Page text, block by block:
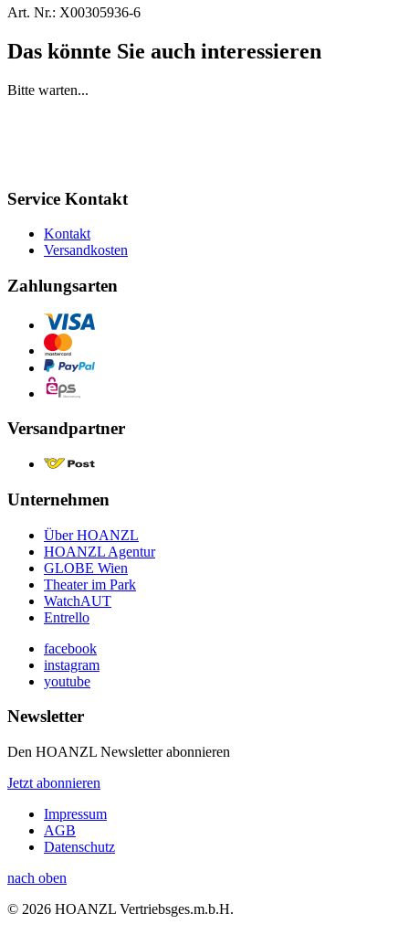
Art. Nr.: X00305936-6
Das könnte Sie auch interessieren
Bitte warten...
Service Kontakt
Kontakt
Versandkosten
Zahlungsarten
Versandpartner
Unternehmen
Über HOANZL
HOANZL Agentur
GLOBE Wien
Theater im Park
WatchAUT
Entrello
facebook
instagram
youtube
Newsletter
Den HOANZL Newsletter abonnieren
Jetzt abonnieren
Impressum
AGB
Datenschutz
nach oben
© 2026 HOANZL Vertriebsges.m.b.H.